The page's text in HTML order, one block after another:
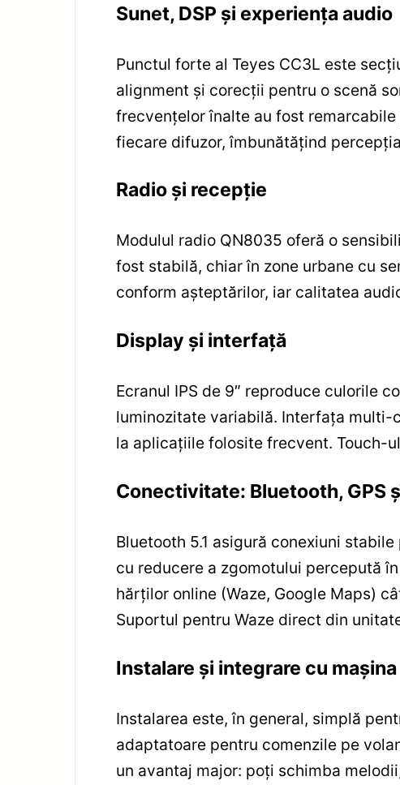
Sunet, DSP și experiența audio
Punctul forte al Teyes CC3L este
alignment și corecții pentru o scenă
frecvențelor înalte au fost
fiecare difuzor, îmbunătățind
Radio și recepție
Modulul radio QN8035 oferă o
fost stabilă, chiar în zone urbane cu
conform așteptărilor, iar calitatea
Display și interfață
Ecranul IPS de 9″ reproduce culorile
luminozitate variabilă. Interfața multi-
la aplicațiile folosite frecvent. Touch-
Conectivitate: Bluetooth, GPS
Bluetooth 5.1 asigură conexiuni
cu reducere a zgomotului percepută
hărților online (Waze, Google Maps)
Suportul pentru Waze direct din
Instalare și integrare cu mașina
Instalarea este, în general, simplă
adaptatoare pentru comenzile pe
un avantaj major: poți schimba